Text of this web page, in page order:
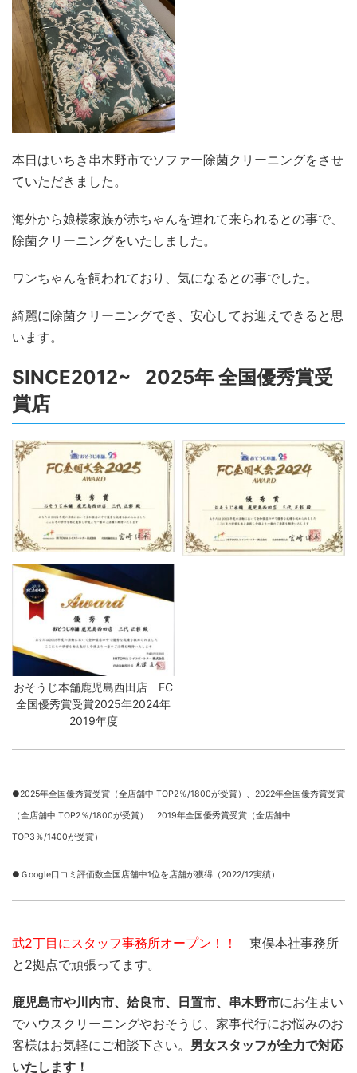
本日はいちき串木野市でソファー除菌クリーニングをさせ
ていただきました。
海外から娘様家族が赤ちゃんを連れて来られるとの事で、
除菌クリーニングをいたしました。
ワンちゃんを飼われており、気になるとの事でした。
綺麗に除菌クリーニングでき、安心してお迎えできると思
います。
SINCE2012~ 2025年 全国優秀賞受
賞店
おそうじ本舗鹿児島西田店 FC
全国優秀賞受賞2025年2024年
2019年度
●2025年全国優秀賞受賞（全店舗中 TOP2％/1800が受賞）、 2022年全国優秀賞受賞
（全店舗中 TOP2％/1800が受賞） 2019年全国優秀賞受賞（全店舗中
TOP3％/1400が受賞）
●Ｇoogle口コミ評価数全国店舗中1位を店舗が獲得（2022/12実績）
武2丁目にスタッフ事務所オープン！！
東俣本社事務所
と2拠点で頑張ってます。
鹿児島市や川内市、姶良市、日置市、串木野市にお住まい
でハウスクリーニングやおそうじ、家事代行にお悩みのお
客様はお気軽にご相談下さい。 男女スタッフが全力で対応
いたします！